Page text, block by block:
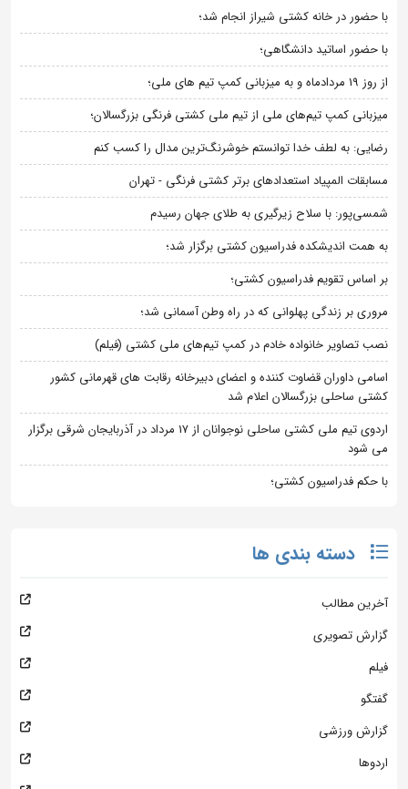
با حضور در خانه کشتی شیراز انجام شد؛
با حضور اساتید دانشگاهی؛
از روز 19 مردادماه و به میزبانی کمپ تیم های ملی؛
میزبانی کمپ تیم‌های ملی از تیم ملی کشتی فرنگی بزرگسالان؛
رضایی: به لطف خدا توانستم خوشرنگ‌ترین مدال را کسب کنم
مسابقات المپیاد استعدادهای برتر کشتی فرنگی - تهران
شمسی‌پور: با سلاح زیرگیری به طلای جهان رسیدم
به همت اندیشکده فدراسیون کشتی برگزار شد؛
بر اساس تقویم فدراسیون کشتی؛
مروری بر زندگی پهلوانی که در راه وطن آسمانی شد؛
نصب تصاویر خانواده خادم در کمپ تیم‌های ملی کشتی (فیلم)
اسامی داوران قضاوت کننده و اعضای دبیرخانه رقابت های قهرمانی کشور
کشتی ساحلی بزرگسالان اعلام شد
اردوی تیم ملی کشتی ساحلی نوجوانان از 17 مرداد در آذربایجان شرقی برگزار
می شود
با حکم فدراسیون کشتی؛
دسته بندی ها
آخرین مطالب
گزارش تصویری
فیلم
گفتگو
گزارش ورزشی
اردوها